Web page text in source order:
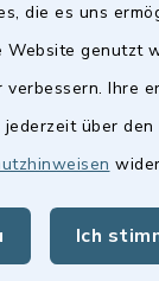
die es uns
Website genutzt
Ihre
über den
Ich